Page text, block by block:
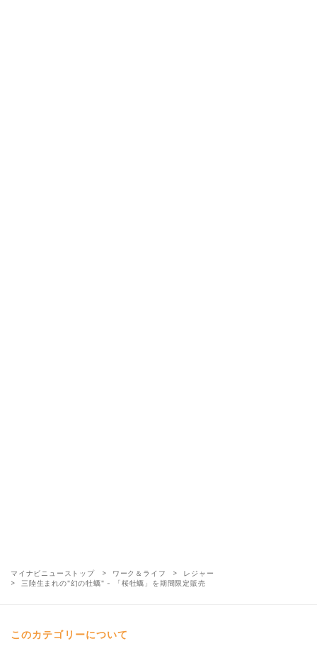
マイナビニューストップ ワーク＆ライフ
レジャー
三陸生まれの"幻の牡蠣" - 「桜牡蠣」を期間限定販売
このカテゴリーについて